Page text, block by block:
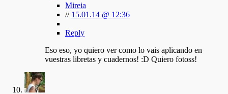
Mireia
// 15.01.14 @ 12:36
Reply
Eso eso, yo quiero ver como lo vais aplicando en
vuestras libretas y cuadernos! :D Quiero fotoss!